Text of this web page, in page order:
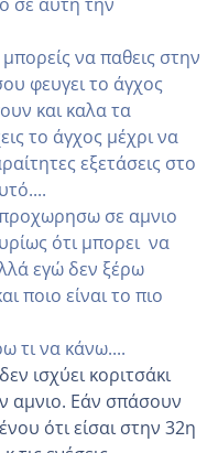
να παθεις στην
φευγει το άγχος
και καλα τα
το άγχος μέχρι να
εξετάσεις στο
σε αμνιο
ότι μπορει να
εγώ δεν ξέρω
ποιο είναι το πιο
τι να κάνω....
ισχύει κοριτσάκι
αμνιο. Εάν σπάσουν
ότι είσαι στην 32η